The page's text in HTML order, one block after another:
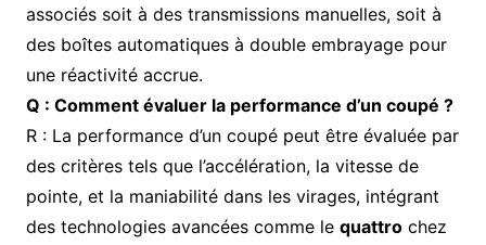
associés soit à des transmissions manuelles, soit à
des boîtes automatiques à double embrayage pour
une réactivité accrue.
Q : Comment évaluer la performance d’un coupé ?
R : La performance d’un coupé peut être évaluée par
des critères tels que l’accélération, la vitesse de
pointe, et la maniabilité dans les virages, intégrant
des technologies avancées comme le quattrochez